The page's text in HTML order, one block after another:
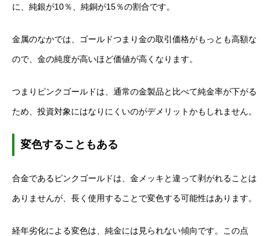
に、純銀が10％、純銅が15％の割合です。
金属のなかでは、ゴールドつまり金の取引価格がもっとも高額な
ので、金の純度が高いほど価値が高くなります。
つまりピンクゴールドは、通常の金製品と比べて純金率が下がる
ため、投資対象にはなりにくいのがデメリットかもしれません。
変色することもある
合金であるピンクゴールドは、金メッキと違って剥がれることは
ありませんが、長く使用することで変色する可能性はあります。
経年劣化による変色は、純金には見られない傾向です。この点